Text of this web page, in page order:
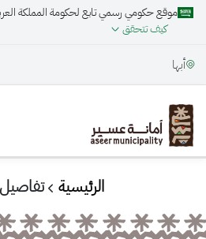
موقع حكومي رسمي تابع لحكومة المملكة
كيف تتحقق
أبها
الرئيسية